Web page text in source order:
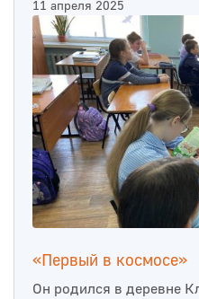
11 апреля 2025
«Первый в космосе»
Он родился в деревне